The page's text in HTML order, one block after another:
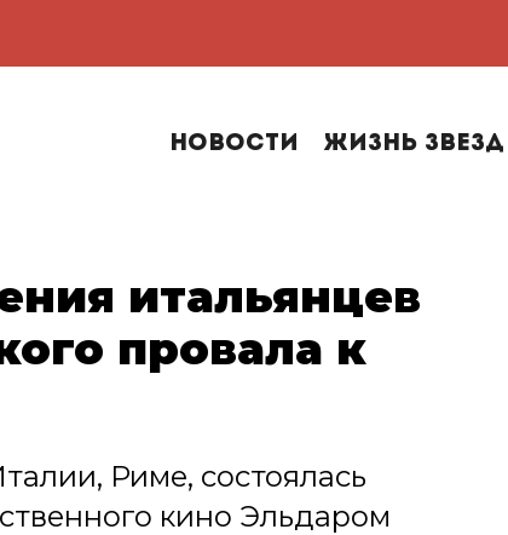
Новости Жизнь звезд
итальянцев
провала к
Риме, состоялась
кино Эльдаром